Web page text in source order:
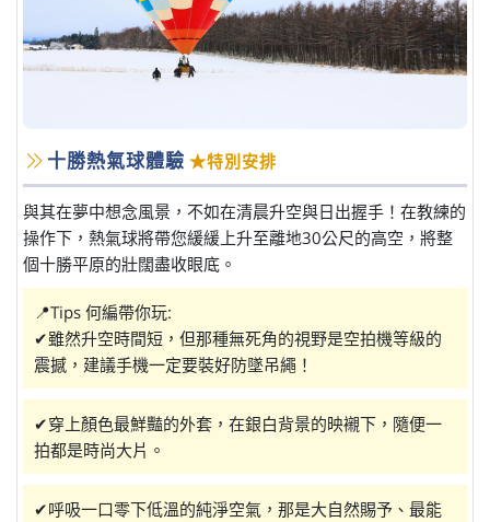
十勝熱氣球體驗 ★特別安排
與其在夢中想念風景，不如在清晨升空與日出握手！在教練的
操作下，熱氣球將帶您緩緩上升至離地30公尺的高空，將整
個十勝平原的壯闊盡收眼底。
📍Tips 何編帶你玩:
✔雖然升空時間短，但那種無死角的視野是空拍機等級的
震撼，建議手機一定要裝好防墜吊繩！
✔穿上顏色最鮮豔的外套，在銀白背景的映襯下，隨便一
拍都是時尚大片。
✔呼吸一口零下低溫的純淨空氣，那是大自然賜予、最能